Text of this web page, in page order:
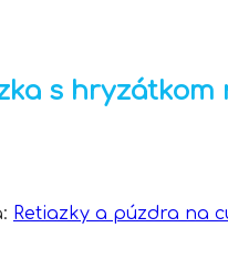
s hryzátkom
Retiazky a púzdra na